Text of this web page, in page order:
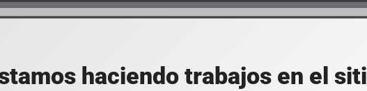
haciendo trabajos en el